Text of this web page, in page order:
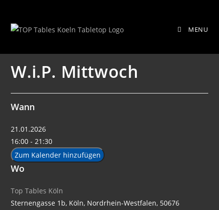
springen
MENU
W.i.P. Mittwoch
Wann
21.01.2026
16:00 - 21:30
Zum Kalender hinzufügen
Wo
Top Tables Köln
Sternengasse 1b, Köln, Nordrhein-Westfalen, 50676